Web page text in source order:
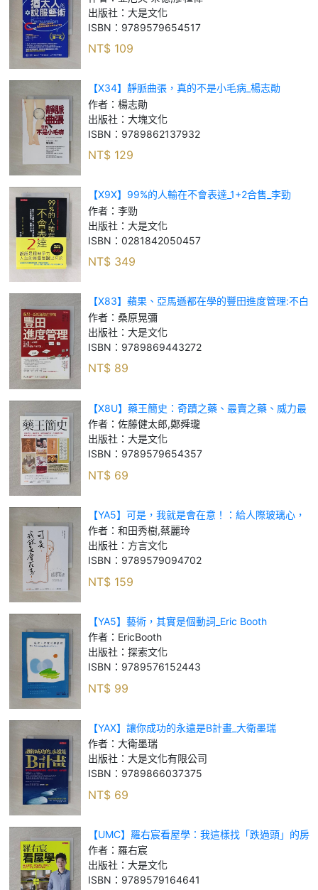
出版社： 大是文化
ISBN： 9789579654517
NT$ 109
【X34】靜脈曲張，真的不是小毛病_楊志勛
作者： 楊志勛
出版社： 大塊文化
ISBN： 9789862137932
NT$ 129
【X9X】99%的人輸在不會表達_1+2合售_李勁
作者： 李勁
出版社： 大是文化
ISBN： 0281842050457
NT$ 349
【X83】蘋果、亞馬遜都在學的豐田進度管理:不白
做.不閒晃.不過勞，再也不會說來不及_桑原晃彌
作者： 桑原晃彌
出版社： 大是文化
ISBN： 9789869443272
NT$ 89
【X8U】藥王簡史：奇蹟之藥、最賣之藥、威力最
強之藥、人類最愛之藥、救活最多人命的11種藥，
作者： 佐藤健太郎,鄭舜瓏
出版社： 大是文化
ISBN： 9789579654357
NT$ 69
【YA5】可是，我就是會在意！：給人際玻璃心，
看透自導自演內心戲，停止煩惱的無限放大_和田
秀樹, 蔡麗玲
作者： 和田秀樹,蔡麗玲
出版社： 方言文化
ISBN： 9789579094702
NT$ 159
【YA5】藝術，其實是個動詞_Eric Booth
作者： EricBooth
出版社： 探索文化
ISBN： 9789576152443
NT$ 99
【YAX】讓你成功的永遠是B計畫_大衛墨瑞
作者： 大衛墨瑞
出版社： 大是文化有限公司
ISBN： 9789866037375
NT$ 69
【UMC】羅右宸看屋學：我這樣找「跌過頭」的房
子，替自己、幫別人買到300間房_羅右宸
作者： 羅右宸
出版社： 大是文化
ISBN： 9789579164641